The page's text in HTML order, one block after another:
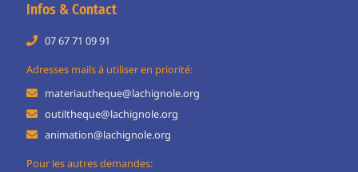
Infos & Contact
07 67 71 09 91
Adresses mails à utiliser en priorité:
materiautheque@lachignole.org
outiltheque@lachignole.org
animation@lachignole.org
Pour les autres demandes: